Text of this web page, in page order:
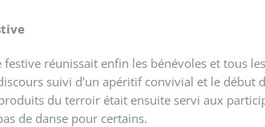
festive réunissait enfin les bénévoles et tous
suivi d’un apéritif convivial et le début
du terroir était ensuite servi aux
de danse pour certains.